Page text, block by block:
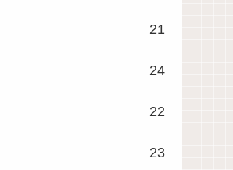
21
24
22
23